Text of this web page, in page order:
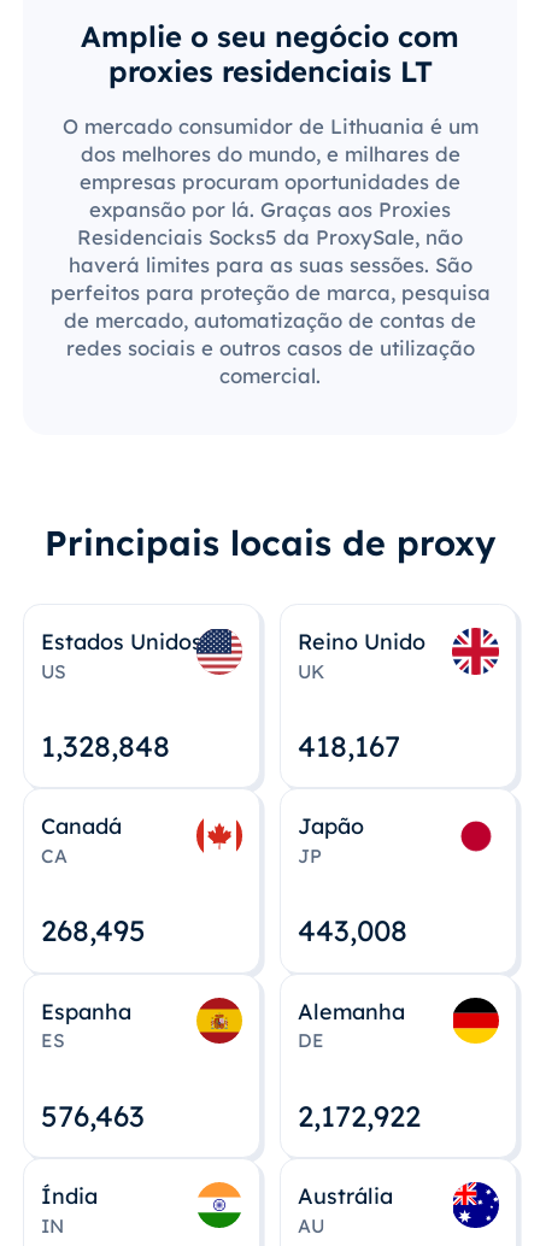
Amplie o seu negócio com
proxies residenciais LT
O mercado consumidor de Lithuania é um
dos melhores do mundo, e milhares de
empresas procuram oportunidades de
expansão por lá. Graças aos Proxies
Residenciais Socks5 da ProxySale, não
haverá limites para as suas sessões. São
perfeitos para proteção de marca, pesquisa
de mercado, automatização de contas de
redes sociais e outros casos de utilização
comercial.
Principais locais de proxy
Estados Unidos
US
1,328,848
Reino Unido
UK
418,167
Canadá
CA
268,495
Japão
JP
443,008
Espanha
ES
576,463
Alemanha
DE
2,172,922
Índia
IN
Austrália
AU